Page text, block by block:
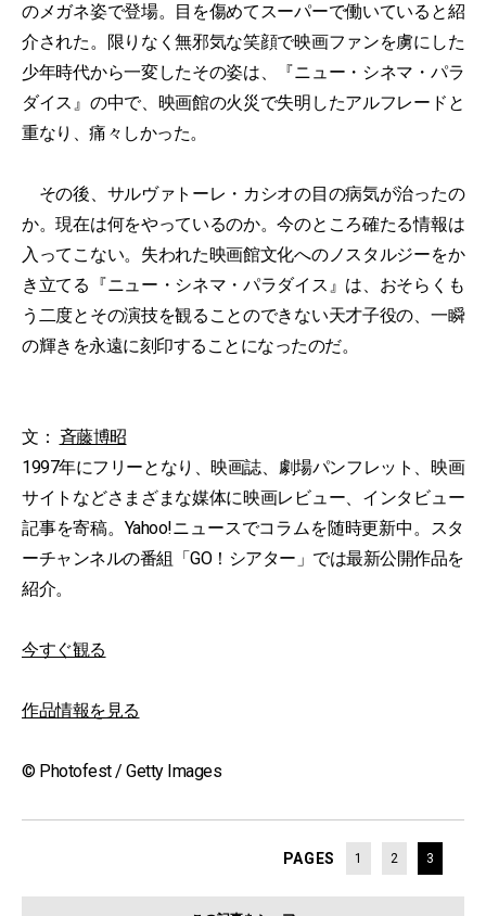
のメガネ姿で登場。目を傷めてスーパーで働いていると紹
介された。限りなく無邪気な笑顔で映画ファンを虜にした
少年時代から一変したその姿は、『ニュー・シネマ・パラ
ダイス』の中で、映画館の火災で失明したアルフレードと
重なり、痛々しかった。
その後、サルヴァトーレ・カシオの目の病気が治ったの
か。現在は何をやっているのか。今のところ確たる情報は
入ってこない。失われた映画館文化へのノスタルジーをか
き立てる『ニュー・シネマ・パラダイス』は、おそらくも
う二度とその演技を観ることのできない天才子役の、一瞬
の輝きを永遠に刻印することになったのだ。
文： 斉藤博昭
1997年にフリーとなり、映画誌、劇場パンフレット、映画
サイトなどさまざまな媒体に映画レビュー、インタビュー
記事を寄稿。Yahoo!ニュースでコラムを随時更新中。スタ
ーチャンネルの番組「GO！シアター」では最新公開作品を
紹介。
今すぐ観る
作品情報を見る
© Photofest / Getty Images
PAGES 1 2 3